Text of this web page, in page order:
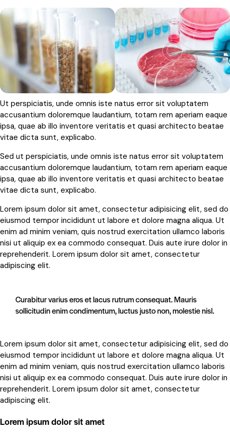
Ut perspiciatis, unde omnis iste natus error sit voluptatem
accusantium doloremque laudantium, totam rem aperiam eaque
ipsa, quae ab illo inventore veritatis et quasi architecto beatae
vitae dicta sunt, explicabo.
Sed ut perspiciatis, unde omnis iste natus error sit voluptatem
accusantium doloremque laudantium, totam rem aperiam eaque
ipsa, quae ab illo inventore veritatis et quasi architecto beatae
vitae dicta sunt, explicabo.
Lorem ipsum dolor sit amet, consectetur adipisicing elit, sed do
eiusmod tempor incididunt ut labore et dolore magna aliqua. Ut
enim ad minim veniam, quis nostrud exercitation ullamco laboris
nisi ut aliquip ex ea commodo consequat. Duis aute irure dolor in
reprehenderit. Lorem ipsum dolor sit amet, consectetur
adipiscing elit.
Curabitur varius eros et lacus rutrum consequat. Mauris
sollicitudin enim condimentum, luctus justo non, molestie nisl.
Lorem ipsum dolor sit amet, consectetur adipisicing elit, sed do
eiusmod tempor incididunt ut labore et dolore magna aliqua. Ut
enim ad minim veniam, quis nostrud exercitation ullamco laboris
nisi ut aliquip ex ea commodo consequat. Duis aute irure dolor in
reprehenderit. Lorem ipsum dolor sit amet, consectetur
adipiscing elit.
Lorem ipsum dolor sit amet